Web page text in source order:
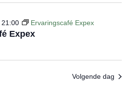
Expex
21:00 Ervaringscafé Expex
Volgende dag